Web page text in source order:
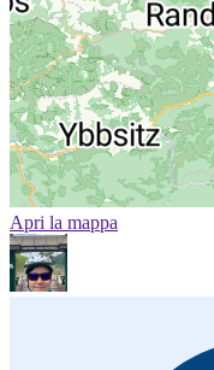
Apri la mappa